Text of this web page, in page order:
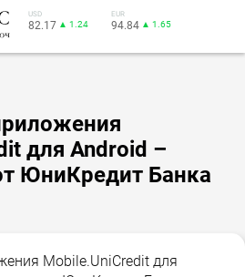
USD
82.17 ▲ 1.24
EUR
94.84 ▲ 1.65
для Android –
ЮниКредит Банка
Mobile.UniCredit для